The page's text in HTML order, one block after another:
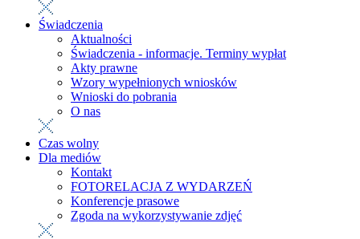
Świadczenia
Aktualności
Świadczenia - informacje. Terminy wypłat
Akty prawne
Wzory wypełnionych wniosków
Wnioski do pobrania
O nas
Czas wolny
Dla mediów
Kontakt
FOTORELACJA Z WYDARZEŃ
Konferencje prasowe
Zgoda na wykorzystywanie zdjęć